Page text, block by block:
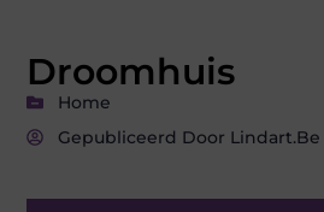
Droomhuis
Home
Gepubliceerd Door Lindart.be